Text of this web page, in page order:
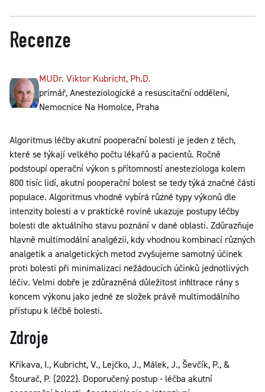
Recenze
MUDr. Viktor Kubricht, Ph.D.
primář, Anesteziologické a resuscitační oddělení,
Nemocnice Na Homolce, Praha
Algoritmus léčby akutní pooperační bolesti je jeden z těch,
které se týkají velkého počtu lékařů a pacientů. Ročně
podstoupí operační výkon s přítomností anesteziologa kolem
800 tisíc lidí, akutní pooperační bolest se tedy týká značné části
populace. Algoritmus vhodně vybírá různé typy výkonů dle
intenzity bolesti a v praktické rovině ukazuje postupy léčby
bolesti dle aktuálního stavu poznání v dané oblasti. Zdůrazňuje
hlavně multimodální analgézii, kdy vhodnou kombinací různých
analgetik a analgetických metod zvyšujeme samotný účinek
proti bolesti při minimalizaci nežádoucích účinků jednotlivých
léčiv. Velmi dobře je zdůrazněná důležitost infiltrace rány s
koncem výkonu jako jedné ze složek právě multimodálního
přístupu k léčbě bolesti.
Zdroje
Křikava, I., Kubricht, V., Lejčko, J., Málek, J., Ševčík, P., &
Štourač, P. (2022). Doporučený postup - léčba akutní